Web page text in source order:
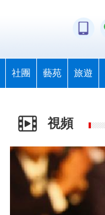
社團 藝苑 旅遊
視頻